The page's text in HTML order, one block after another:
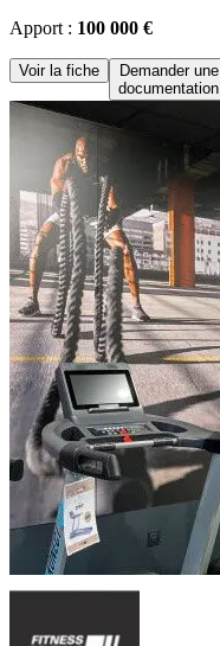
Apport : 100 000 €
Voir la fiche
Demander une
documentation